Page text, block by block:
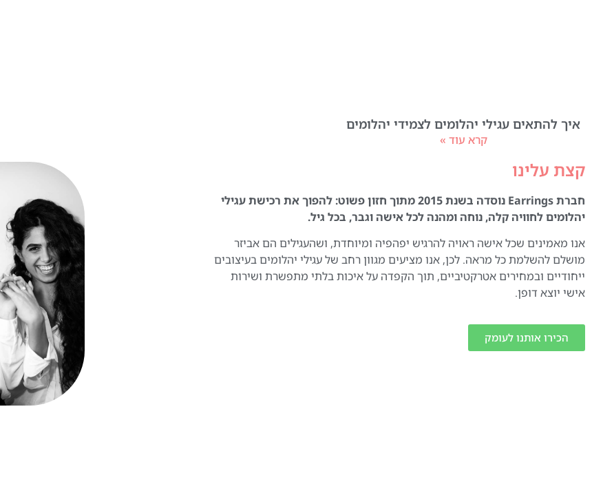
איך להתאים עגילי יהלומים לצמידי יהלומים
קרא עוד »
קצת עלינו
חברת Earrings נוסדה בשנת 2015 מתוך חזון פשוט: להפוך את רכישת עגילי
יהלומים לחוויה קלה, נוחה ומהנה לכל אישה וגבר, בכל גיל.
אנו מאמינים שכל אישה ראויה להרגיש יפהפיה ומיוחדת, ושהעגילים הם אביזר
מושלם להשלמת כל מראה. לכן, אנו מציעים מגוון רחב של עגילי יהלומים בעיצובים
ייחודיים ובמחירים אטרקטיביים, תוך הקפדה על איכות בלתי מתפשרת ושירות
אישי יוצא דופן.
הכירו אותנו לעומק